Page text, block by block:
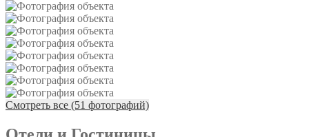
Смотреть все (51 фотографий)